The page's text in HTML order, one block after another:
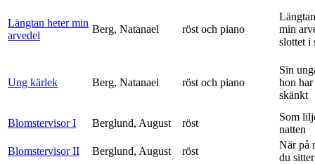
Längtan heter min
arvedel
Berg, Natanael röst och piano
min
slottet i
Ung kärlek Berg, Natanael röst och piano
Sin
hon
skänkt
Blomstervisor I Berglund, August röst
Som
natten
Blomstervisor II
Berglund, August röst
När på
du sitter